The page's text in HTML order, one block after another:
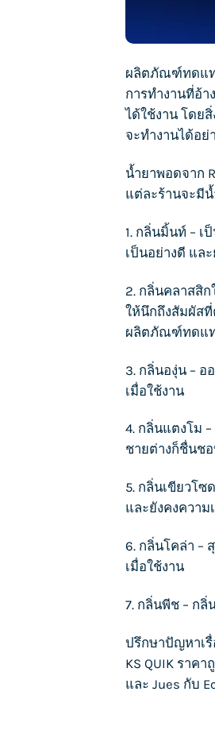
ผลิตภัณฑ์ทดแ
การทำงานที่อ้
ได้ใช้งาน โดย
จะทำงานได้อ
น้ำยาพอดจาก
แต่ละร้านจะมี
1. กลิ่นมิ้นท์ – เ
เป็นอย่างดี แล
2. กลิ่นคลาสสิ
ให้นึกถึงสัมผัส
ผลิตภัณฑ์ทดแท
3. กลิ่นองุ่น –
เมื่อใช้งาน
4. กลิ่นแตงโม
ชายต่างก็ชื่นช
5. กลิ่นเขียวโ
และยังคงควา
6. กลิ่นโคล่า –
เมื่อใช้งาน
7. กลิ่นพีช – กลิ่
ปรึกษาปัญหาเรื่
KS QUIKราคา
และ Jues กับ